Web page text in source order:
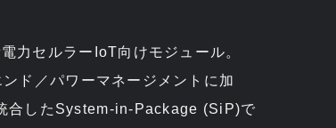
力セルラーIoT向けモジュール。
ド／パワーマネージメントに加
合したSystem-in-Package (SiP)で